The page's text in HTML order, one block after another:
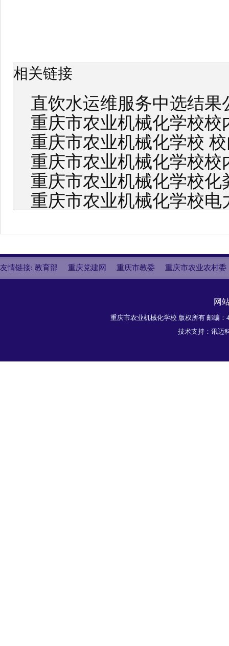
相关链接
直饮水运维服务中选结果
重庆市农业机械化学校校
重庆市农业机械化学校
重庆市农业机械化学校校
重庆市农业机械化学校化
重庆市农业机械化学校电
友情链接: 教育部 重庆党建网 重庆市教委 重庆市农业农村委
网
重庆市农业机械化学校 版权所有 邮编：
技术支持： 讯迈